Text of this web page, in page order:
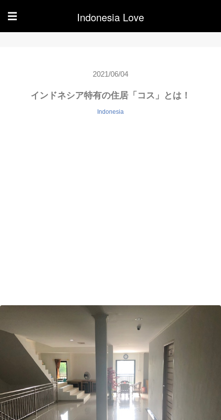
☰ Indonesia Love
2021/06/04
インドネシア特有の住居「コス」とは！
Indonesia